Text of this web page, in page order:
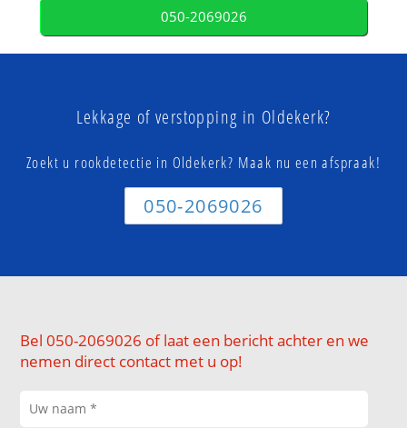
050-2069026
Lekkage of verstopping in Oldekerk?
Zoekt u rookdetectie in Oldekerk? Maak nu een afspraak!
050-2069026
Bel 050-2069026 of laat een bericht achter en we
nemen direct contact met u op!